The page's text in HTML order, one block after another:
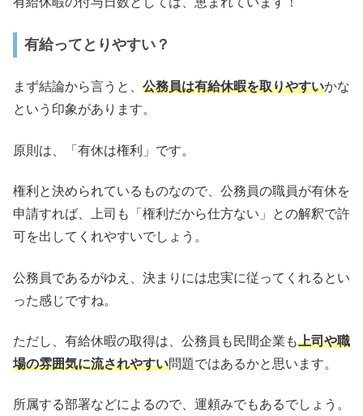
有給ってとりやすい？
まず結論から言うと、 公務員は有給休暇を取りやすいかな
という印象があります。
原則は、「有休は権利」です。
権利と決められているものなので、公務員の職員が有休を
申請すれば、上司も「権利だから仕方ない」との解釈で許
可を出してくれやすいでしょう。
公務員であるがゆえ、決まりには忠実に従ってくれるとい
った感じですね。
ただし、有給休暇の取得は、公務員も民間企業も上司や職
場の雰囲気に流されやすい問題ではあるかと思います。
所属する部署などによるので、運頼みでもあるでしょう。